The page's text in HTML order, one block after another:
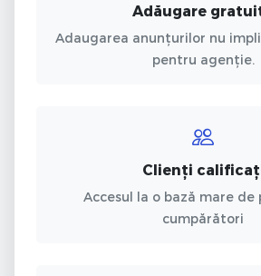
Adăugare
Adaugarea anunțurilor nu
pentru agenție.
Clienți
Accesul la o bază mare
cumpărători